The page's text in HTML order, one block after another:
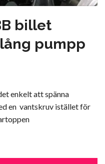
billet
pumpp
enkelt att spänna
en vantskruv istället för